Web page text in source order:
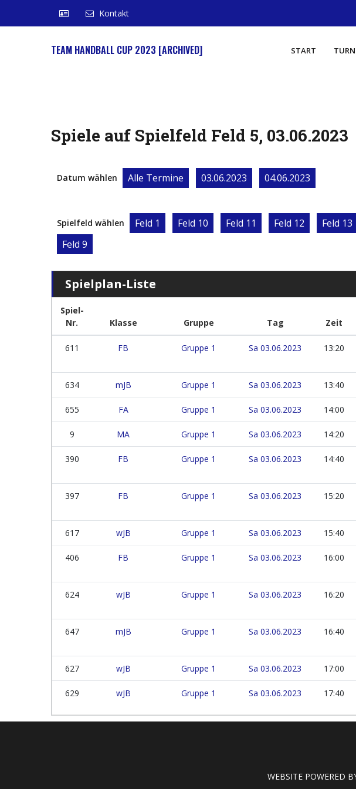
Kontakt
TEAM HANDBALL CUP 2023 [ARCHIVED] START
Spiele auf Spielfeld Feld 5, 03.06.2023
Datum wählen Alle Termine 03.06.2023 04.06.2023
Spielfeld wählen Feld 1 Feld 10 Feld 11 Feld 12 Feld 13
Feld 9
Spielplan-Liste
Spiel-
Nr.
Klasse Gruppe Tag Zeit
611 FB Gruppe 1 Sa 03.06.2023 13:20
634 mJB Gruppe 1 Sa 03.06.2023 13:40
655 FA Gruppe 1 Sa 03.06.2023 14:00
9 MA Gruppe 1 Sa 03.06.2023 14:20
390 FB Gruppe 1 Sa 03.06.2023 14:40
397 FB Gruppe 1 Sa 03.06.2023 15:20
617 wJB Gruppe 1 Sa 03.06.2023 15:40
406 FB Gruppe 1 Sa 03.06.2023 16:00
624 wJB Gruppe 1 Sa 03.06.2023 16:20
647 mJB Gruppe 1 Sa 03.06.2023 16:40
627 wJB Gruppe 1 Sa 03.06.2023 17:00
629 wJB Gruppe 1 Sa 03.06.2023 17:40
WEBSITE POWERED